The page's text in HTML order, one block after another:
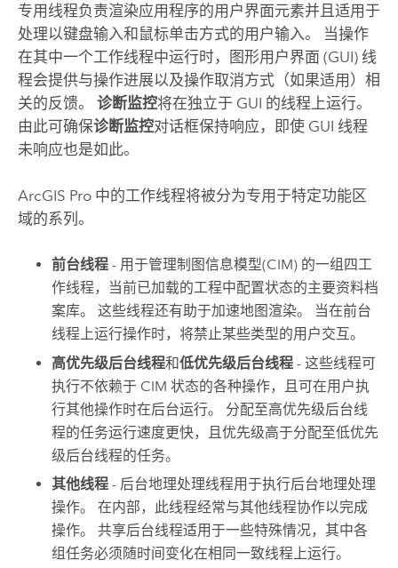
专用线程负责渲染应用程序的用户界面元素并且适用于
处理以键盘输入和鼠标单击方式的用户输入。 当操作
在其中一个工作线程中运行时，图形用户界面 (GUI) 线
程会提供与操作进展以及操作取消方式（如果适用）相
关的反馈。 诊断监控将在独立于 GUI 的线程上运行。
由此可确保诊断监控对话框保持响应，即使 GUI 线程
未响应也是如此。
ArcGIS Pro中的工作线程将被分为专用于特定功能区
域的系列。
前台线程 - 用于管理制图信息模型(CIM) 的一组四工
作线程，当前已加载的工程中配置状态的主要资料档
案库。 这些线程还有助于加速地图渲染。 当在前台
线程上运行操作时，将禁止某些类型的用户交互。
高优先级后台线程和低优先级后台线程 - 这些线程可
执行不依赖于 CIM 状态的各种操作，且可在用户执
行其他操作时在后台运行。 分配至高优先级后台线
程的任务运行速度更快，且优先级高于分配至低优先
级后台线程的任务。
其他线程 - 后台地理处理线程用于执行后台地理处理
操作。 在内部，此线程经常与其他线程协作以完成
操作。 共享后台线程适用于一些特殊情况，其中各
组任务必须随时间变化在相同一致线程上运行。